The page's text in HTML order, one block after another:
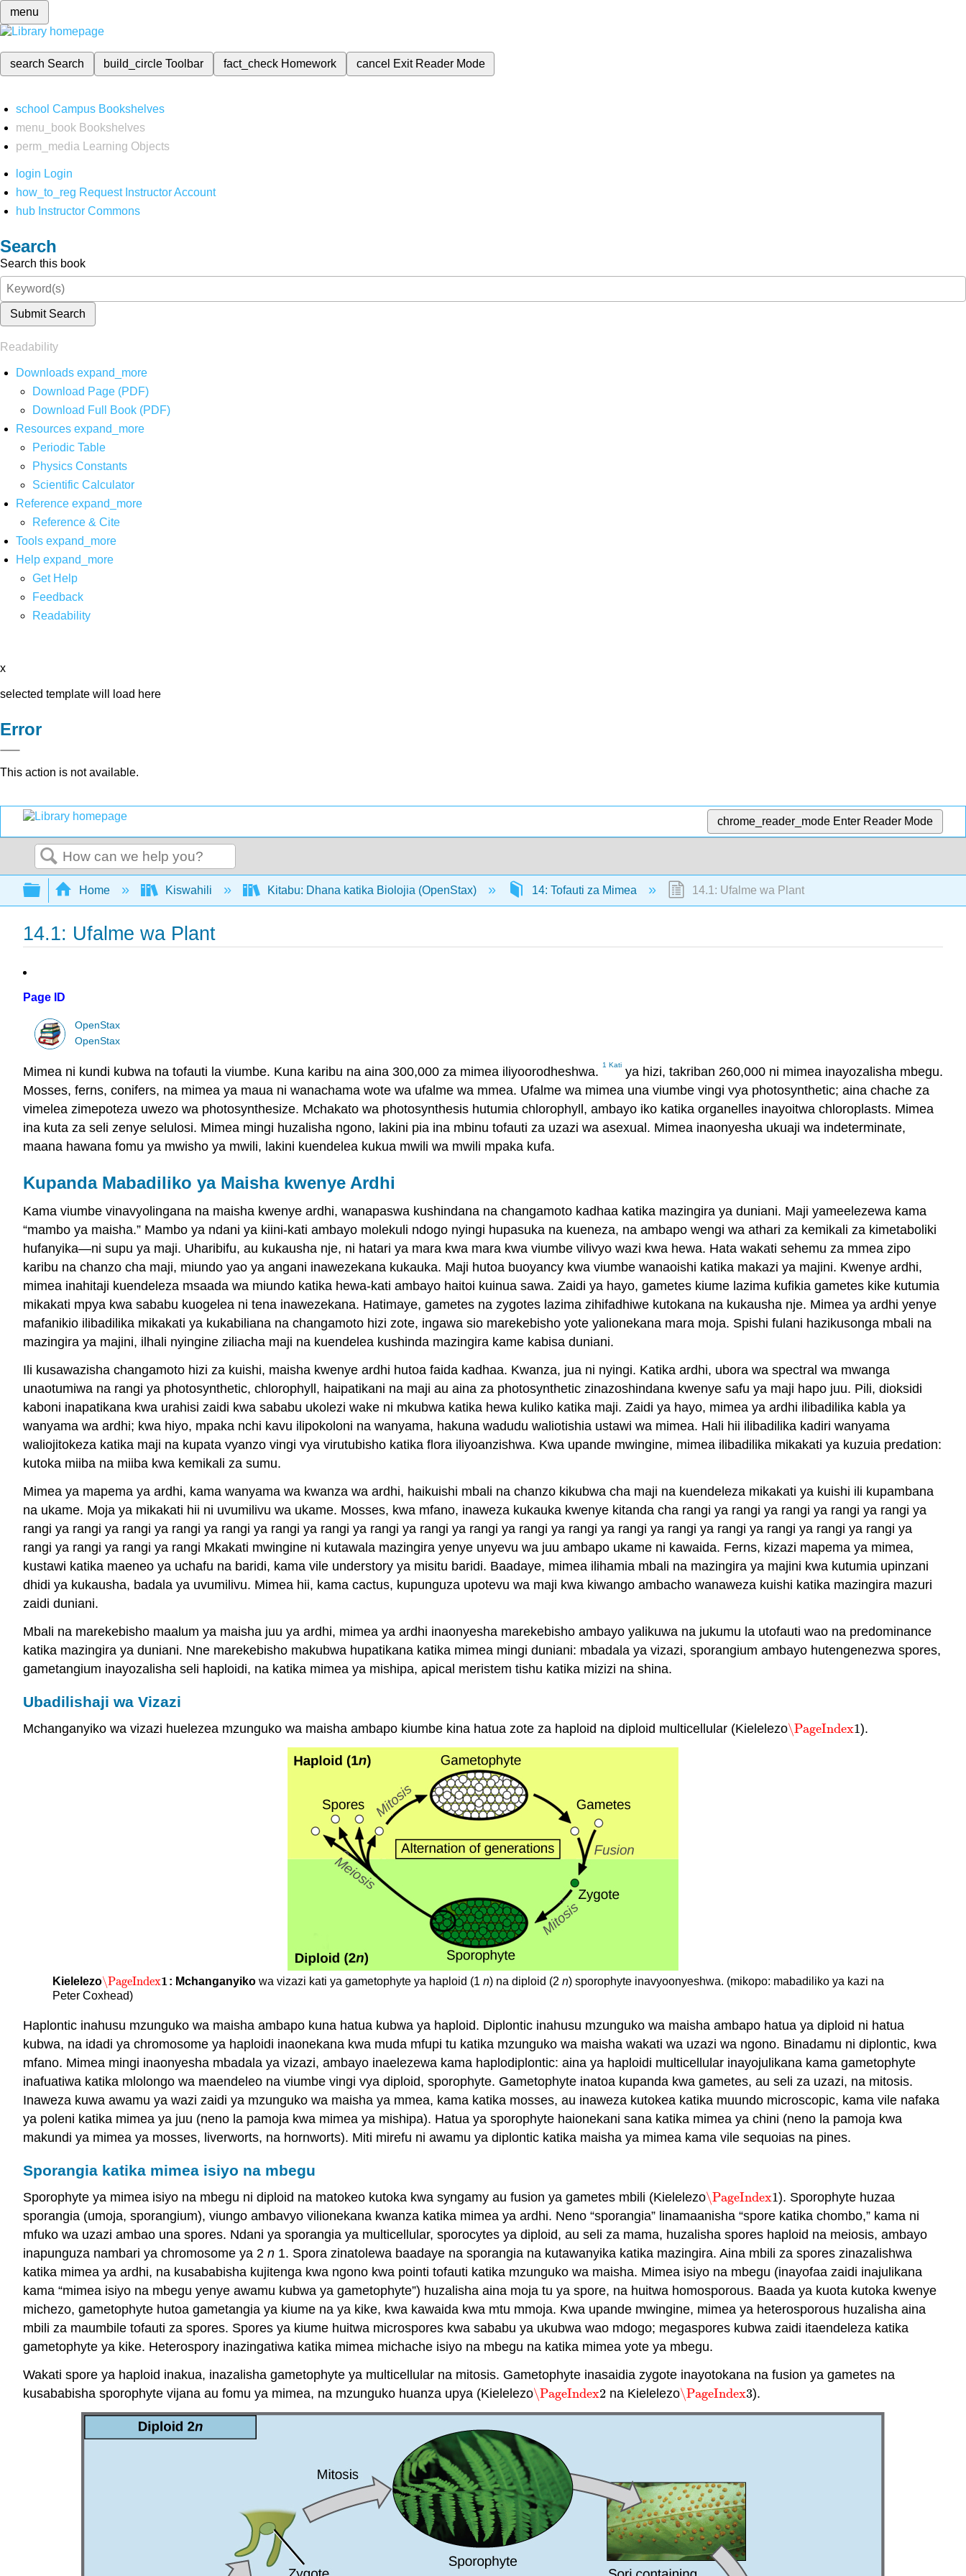
menu
search Search build_circleToolbar fact_check Homework cancel Exit Reader Mode
school Campus Bookshelves
menu_book Bookshelves
perm_media
Learning Objects
login Login
how_to_reg Request Instructor Account
hub Instructor Commons
Search
Search this book
Submit Search
Readability
Downloads expand_more
Download Page (PDF)
Download Full Book (PDF)
Resources expand_more
Periodic Table
Physics Constants
Scientific Calculator
Reference expand_more
Reference & Cite
Tools expand_more
Help expand_more
Get Help
Feedback
Readability
x
selected template will load here
Error
This action is not available.
chrome_reader_mode Enter Reader Mode
Search
Expand/collapse global hierarchy
Home Kiswahili Kitabu: Dhana katika Biolojia (OpenStax) 14: Tofauti za Mimea 14.1: Ufalme wa Plant
14.1: Ufalme wa Plant
Page ID
OpenStax
OpenStax
Mimea ni kundi kubwa na tofauti la viumbe. Kuna karibu na aina 300,000 za mimea iliyoorodheshwa. 1 Kati ya hizi, takriban 260,000 ni mimea inayozalisha mbegu.
Mosses, ferns, conifers, na mimea ya maua ni wanachama wote wa ufalme wa mmea. Ufalme wa mimea una viumbe vingi vya photosynthetic; aina chache za
vimelea zimepoteza uwezo wa photosynthesize. Mchakato wa photosynthesis hutumia chlorophyll, ambayo iko katika organelles inayoitwa chloroplasts. Mimea
ina kuta za seli zenye selulosi. Mimea mingi huzalisha ngono, lakini pia ina mbinu tofauti za uzazi wa asexual. Mimea inaonyesha ukuaji wa indeterminate,
maana hawana fomu ya mwisho ya mwili, lakini kuendelea kukua mwili wa mwili mpaka kufa.
Kupanda Mabadiliko ya Maisha kwenye Ardhi
Kama viumbe vinavyolingana na maisha kwenye ardhi, wanapaswa kushindana na changamoto kadhaa katika mazingira ya duniani. Maji yameelezewa kama
“mambo ya maisha.” Mambo ya ndani ya kiini-kati ambayo molekuli ndogo nyingi hupasuka na kueneza, na ambapo wengi wa athari za kemikali za kimetaboliki
hufanyika—ni supu ya maji. Uharibifu, au kukausha nje, ni hatari ya mara kwa mara kwa viumbe vilivyo wazi kwa hewa. Hata wakati sehemu za mmea zipo
karibu na chanzo cha maji, miundo yao ya angani inawezekana kukauka. Maji hutoa buoyancy kwa viumbe wanaoishi katika makazi ya majini. Kwenye ardhi,
mimea inahitaji kuendeleza msaada wa miundo katika hewa-kati ambayo haitoi kuinua sawa. Zaidi ya hayo, gametes kiume lazima kufikia gametes kike kutumia
mikakati mpya kwa sababu kuogelea ni tena inawezekana. Hatimaye, gametes na zygotes lazima zihifadhiwe kutokana na kukausha nje. Mimea ya ardhi yenye
mafanikio ilibadilika mikakati ya kukabiliana na changamoto hizi zote, ingawa sio marekebisho yote yalionekana mara moja. Spishi fulani hazikusonga mbali na
mazingira ya majini, ilhali nyingine ziliacha maji na kuendelea kushinda mazingira kame kabisa duniani.
Ili kusawazisha changamoto hizi za kuishi, maisha kwenye ardhi hutoa faida kadhaa. Kwanza, jua ni nyingi. Katika ardhi, ubora wa spectral wa mwanga
unaotumiwa na rangi ya photosynthetic, chlorophyll, haipatikani na maji au aina za photosynthetic zinazoshindana kwenye safu ya maji hapo juu. Pili, dioksidi
kaboni inapatikana kwa urahisi zaidi kwa sababu ukolezi wake ni mkubwa katika hewa kuliko katika maji. Zaidi ya hayo, mimea ya ardhi ilibadilika kabla ya
wanyama wa ardhi; kwa hiyo, mpaka nchi kavu ilipokoloni na wanyama, hakuna wadudu waliotishia ustawi wa mimea. Hali hii ilibadilika kadiri wanyama
waliojitokeza katika maji na kupata vyanzo vingi vya virutubisho katika flora iliyoanzishwa. Kwa upande mwingine, mimea ilibadilika mikakati ya kuzuia predation:
kutoka miiba na miiba kwa kemikali za sumu.
Mimea ya mapema ya ardhi, kama wanyama wa kwanza wa ardhi, haikuishi mbali na chanzo kikubwa cha maji na kuendeleza mikakati ya kuishi ili kupambana
na ukame. Moja ya mikakati hii ni uvumilivu wa ukame. Mosses, kwa mfano, inaweza kukauka kwenye kitanda cha rangi ya rangi ya rangi ya rangi ya rangi ya
rangi ya rangi ya rangi ya rangi ya rangi ya rangi ya rangi ya rangi ya rangi ya rangi ya rangi ya rangi ya rangi ya rangi ya rangi ya rangi ya rangi ya rangi ya
rangi ya rangi ya rangi ya rangi Mkakati mwingine ni kutawala mazingira yenye unyevu wa juu ambapo ukame ni kawaida. Ferns, kizazi mapema ya mimea,
kustawi katika maeneo ya uchafu na baridi, kama vile understory ya misitu baridi. Baadaye, mimea ilihamia mbali na mazingira ya majini kwa kutumia upinzani
dhidi ya kukausha, badala ya uvumilivu. Mimea hii, kama cactus, kupunguza upotevu wa maji kwa kiwango ambacho wanaweza kuishi katika mazingira mazuri
zaidi duniani.
Mbali na marekebisho maalum ya maisha juu ya ardhi, mimea ya ardhi inaonyesha marekebisho ambayo yalikuwa na jukumu la utofauti wao na predominance
katika mazingira ya duniani. Nne marekebisho makubwa hupatikana katika mimea mingi duniani: mbadala ya vizazi, sporangium ambayo hutengenezwa spores,
gametangium inayozalisha seli haploidi, na katika mimea ya mishipa, apical meristem tishu katika mizizi na shina.
Ubadilishaji wa Vizazi
Mchanganyiko wa vizazi huelezea mzunguko wa maisha ambapo kiumbe kina hatua zote za haploid na diploid multicellular (Kielelezo\PageIndex1
\PageIndex1).
Kielelezo\PageIndex1
\PageIndex1 : Mchanganyikowa vizazi kati ya gametophyte ya haploid (1 n) na diploid (2 n) sporophyte inavyoonyeshwa. (mikopo: mabadiliko ya kazi na
Peter Coxhead)
Haplontic inahusu mzunguko wa maisha ambapo kuna hatua kubwa ya haploid. Diplontic inahusu mzunguko wa maisha ambapo hatua ya diploid ni hatua
kubwa, na idadi ya chromosome ya haploidi inaonekana kwa muda mfupi tu katika mzunguko wa maisha wakati wa uzazi wa ngono. Binadamu ni diplontic, kwa
mfano. Mimea mingi inaonyesha mbadala ya vizazi, ambayo inaelezewa kama haplodiplontic: aina ya haploidi multicellular inayojulikana kama gametophyte
inafuatiwa katika mlolongo wa maendeleo na viumbe vingi vya diploid, sporophyte. Gametophyte inatoa kupanda kwa gametes, au seli za uzazi, na mitosis.
Inaweza kuwa awamu ya wazi zaidi ya mzunguko wa maisha ya mmea, kama katika mosses, au inaweza kutokea katika muundo microscopic, kama vile nafaka
ya poleni katika mimea ya juu (neno la pamoja kwa mimea ya mishipa). Hatua ya sporophyte haionekani sana katika mimea ya chini (neno la pamoja kwa
makundi ya mimea ya mosses, liverworts, na hornworts). Miti mirefu ni awamu ya diplontic katika maisha ya mimea kama vile sequoias na pines.
Sporangia katika mimea isiyo na mbegu
Sporophyte ya mimea isiyo na mbegu ni diploid na matokeo kutoka kwa syngamy au fusion ya gametes mbili (Kielelezo\PageIndex1
\PageIndex1). Sporophyte huzaa
sporangia (umoja, sporangium), viungo ambavyo vilionekana kwanza katika mimea ya ardhi. Neno “sporangia” linamaanisha “spore katika chombo,” kama ni
mfuko wa uzazi ambao una spores. Ndani ya sporangia ya multicellular, sporocytes ya diploid, au seli za mama, huzalisha spores haploid na meiosis, ambayo
inapunguza nambari ya chromosome ya 2 n 1. Spora zinatolewa baadaye na sporangia na kutawanyika katika mazingira. Aina mbili za spores zinazalishwa
katika mimea ya ardhi, na kusababisha kujitenga kwa ngono kwa pointi tofauti katika mzunguko wa maisha. Mimea isiyo na mbegu (inayofaa zaidi inajulikana
kama “mimea isiyo na mbegu yenye awamu kubwa ya gametophyte”) huzalisha aina moja tu ya spore, na huitwa homosporous. Baada ya kuota kutoka kwenye
michezo, gametophyte hutoa gametangia ya kiume na ya kike, kwa kawaida kwa mtu mmoja. Kwa upande mwingine, mimea ya heterosporous huzalisha aina
mbili za maumbile tofauti za spores. Spores ya kiume huitwa microspores kwa sababu ya ukubwa wao mdogo; megaspores kubwa zaidi itaendeleza katika
gametophyte ya kike. Heterospory inazingatiwa katika mimea michache isiyo na mbegu na katika mimea yote ya mbegu.
Wakati spore ya haploid inakua, inazalisha gametophyte ya multicellular na mitosis. Gametophyte inasaidia zygote inayotokana na fusion ya gametes na
kusababisha sporophyte vijana au fomu ya mimea, na mzunguko huanza upya (Kielelezo\PageIndex2
\PageIndex2 na Kielelezo\PageIndex3
\PageIndex3).